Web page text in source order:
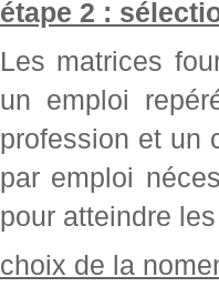
étape 2 :
Les matrices
un emploi
profession et un
par emploi
pour atteindre
choix de la